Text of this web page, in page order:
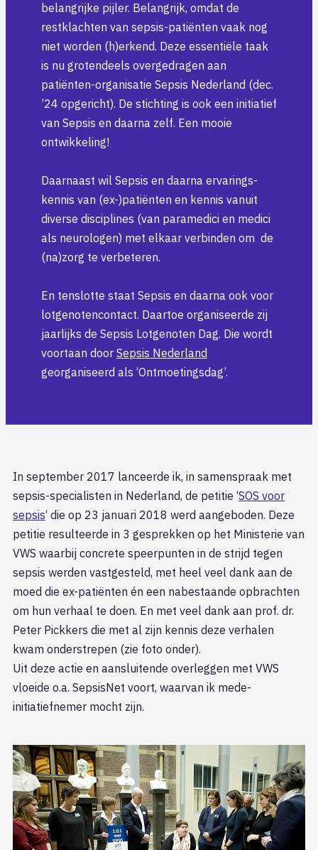
belangrijke pijler. Belangrijk, omdat de
restklachten van sepsis-patiënten vaak nog
niet worden (h)erkend. Deze essentiële taak
is nu grotendeels overgedragen aan
patiënten-organisatie Sepsis Nederland (dec.
’24 opgericht). De stichting is ook een initiatief
van Sepsis en daarna zelf. Een mooie
ontwikkeling!
Daarnaast wil Sepsis en daarna ervarings-
kennis van (ex-)patiënten en kennis vanuit
diverse disciplines (van paramedici en medici
als neurologen) met elkaar verbinden om de
(na)zorg te verbeteren.
En tenslotte staat Sepsis en daarna ook voor
lotgenotencontact. Daartoe organiseerde zij
jaarlijks de Sepsis Lotgenoten Dag. Die wordt
voortaan door Sepsis Nederland
georganiseerd als ‘Ontmoetingsdag’.
In september 2017 lanceerde ik, in samenspraak met
sepsis-specialisten in Nederland, de petitie ‘SOS voor
sepsis‘ die op 23 januari 2018 werd aangeboden. Deze
petitie resulteerde in 3 gesprekken op het Ministerie van
VWS waarbij concrete speerpunten in de strijd tegen
sepsis werden vastgesteld, met heel veel dank aan de
moed die ex-patiënten én een nabestaande opbrachten
om hun verhaal te doen. En met veel dank aan prof. dr.
Peter Pickkers die met al zijn kennis deze verhalen
kwam onderstrepen (zie foto onder).
Uit deze actie en aansluitende overleggen met VWS
vloeide o.a. SepsisNet voort, waarvan ik mede-
initiatiefnemer mocht zijn.